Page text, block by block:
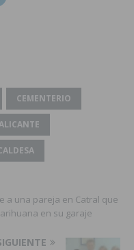
CEMENTERIO
a una pareja en Catral que
en su garaje